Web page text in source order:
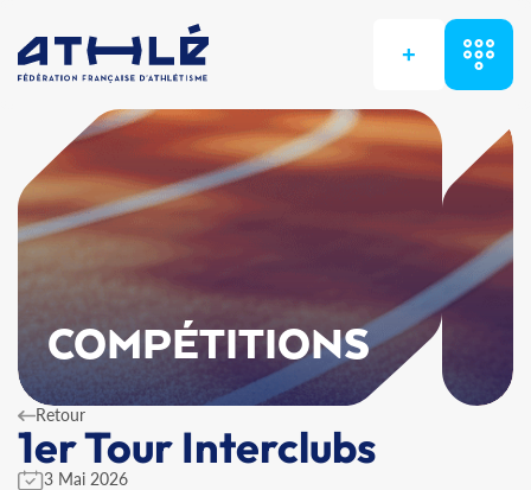
+
COMPÉTITIONS
Retour
1er Tour Interclubs
3 Mai 2026